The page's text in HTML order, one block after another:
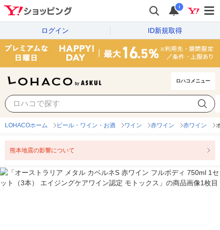
i
ログイン ID新規取得
ロハコメニュー
LOHACOホーム ビール・ワイン・お酒 ワイン 赤ワイン 赤ワイン
熊本地震の影響について